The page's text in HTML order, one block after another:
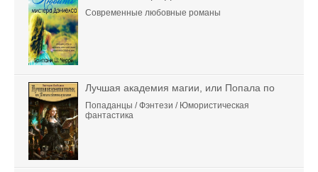
Современные любовные романы
Лучшая академия магии, или Попала по
Попаданцы / Фэнтези / Юмористическая
фантастика